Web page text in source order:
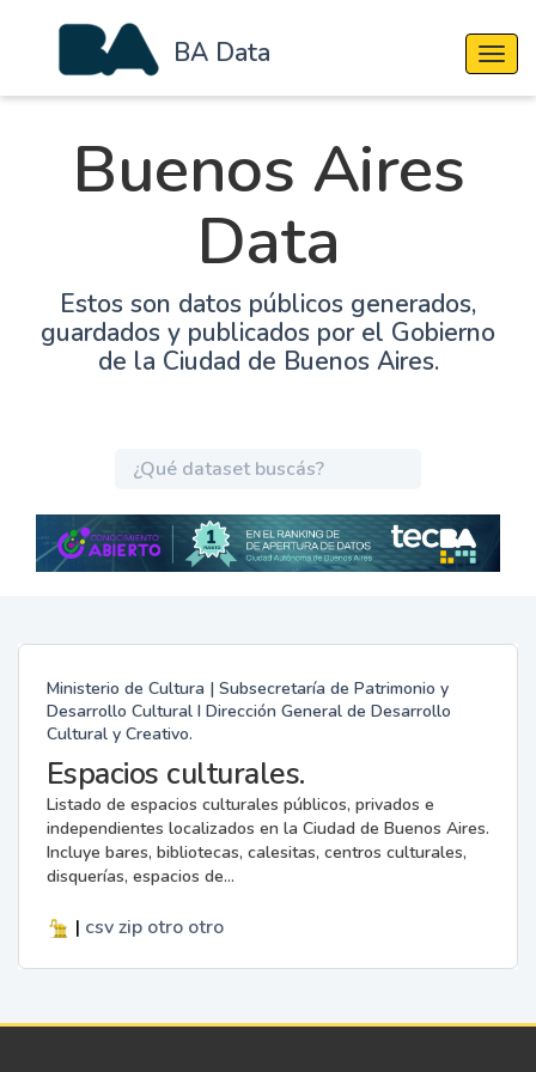
BA Data
Buenos Aires
Data
Estos son datos públicos generados,
guardados y publicados por el Gobierno
de la Ciudad de Buenos Aires.
Ministerio de Cultura | Subsecretaría de Patrimonio y
Desarrollo Cultural I Dirección General de Desarrollo
Cultural y Creativo.
Espacios culturales.
Listado de espacios culturales públicos, privados e
independientes localizados en la Ciudad de Buenos Aires.
Incluye bares, bibliotecas, calesitas, centros culturales,
disquerías, espacios de...
| csv zip otro otro